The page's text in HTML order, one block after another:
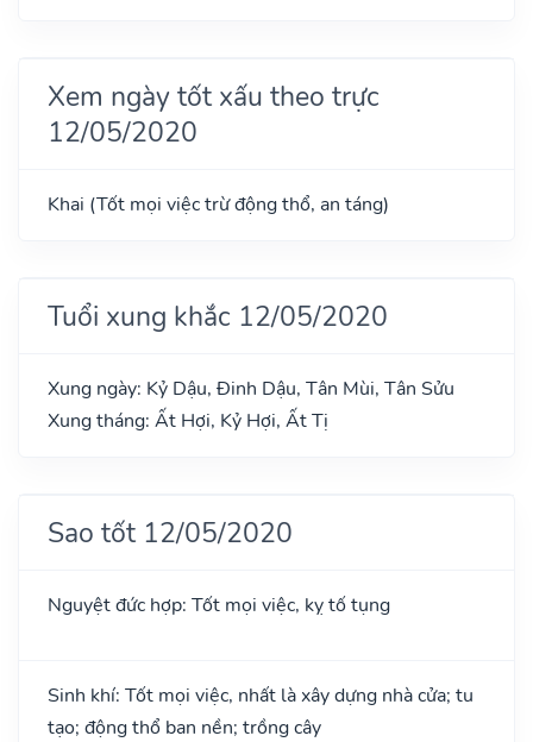
Xem ngày tốt xấu theo trực
12/05/2020
Khai (Tốt mọi việc trừ động thổ, an táng)
Tuổi xung khắc 12/05/2020
Xung ngày: Kỷ Dậu, Đinh Dậu, Tân Mùi, Tân Sửu
Xung tháng: Ất Hợi, Kỷ Hợi, Ất Tị
Sao tốt 12/05/2020
Nguyệt đức hợp: Tốt mọi việc, kỵ tố tụng
Sinh khí: Tốt mọi việc, nhất là xây dựng nhà cửa; tu
tạo; động thổ ban nền; trồng cây